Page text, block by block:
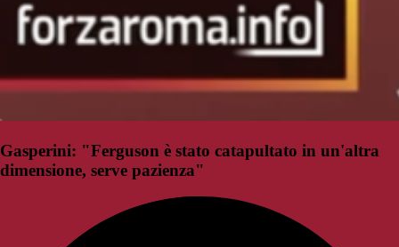
Gasperini: "Ferguson è stato catapultato in un'altra
dimensione, serve pazienza"